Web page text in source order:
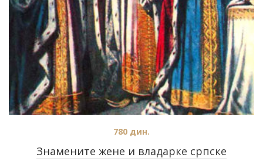
Знамените жене и владарке српске
780 дин.